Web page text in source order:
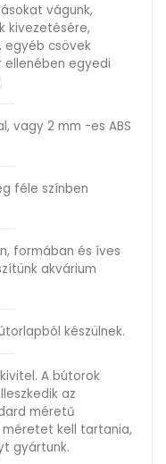
vágunk,
kivezetésére,
egyéb csövek
ellenében egyedi
vagy 2 mm -es ABS
féle színben
formában és íves
akvárium
készülnek.
A bútorok
az
méretű
méretet kell tartania,
gyártunk.